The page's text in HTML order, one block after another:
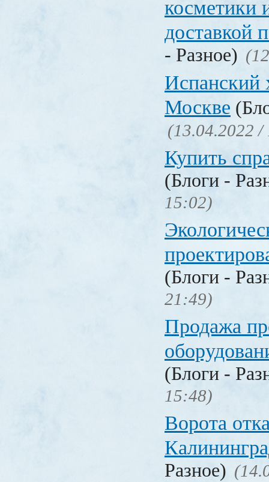
косметики
доставкой
- Разное)
Испанский
Москве
(13.04.2022 /
Купить
(Блоги -
15:02)
(Блоги -
21:49)
Продажа
(Блоги -
15:48)
Ворота
Разное)